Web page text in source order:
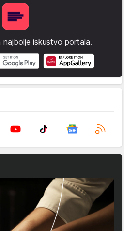
najbolje iskustvo portala.